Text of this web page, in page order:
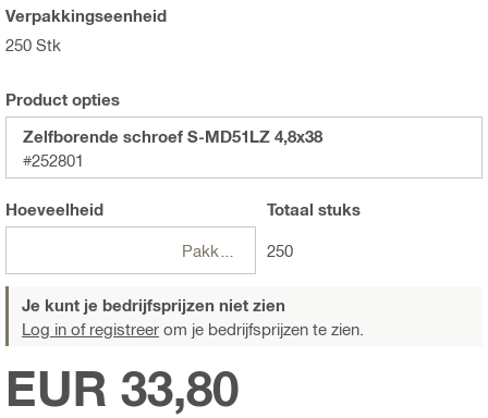
Verpakkingseenheid
250 Stk
Product opties
Zelfborende schroef S-MD51LZ 4,8x38
#252801
Hoeveelheid
Pakketten
Totaal stuks
250
Je kunt je bedrijfsprijzen niet zien
Log in of registreer om je bedrijfsprijzen te zien.
EUR 33,80